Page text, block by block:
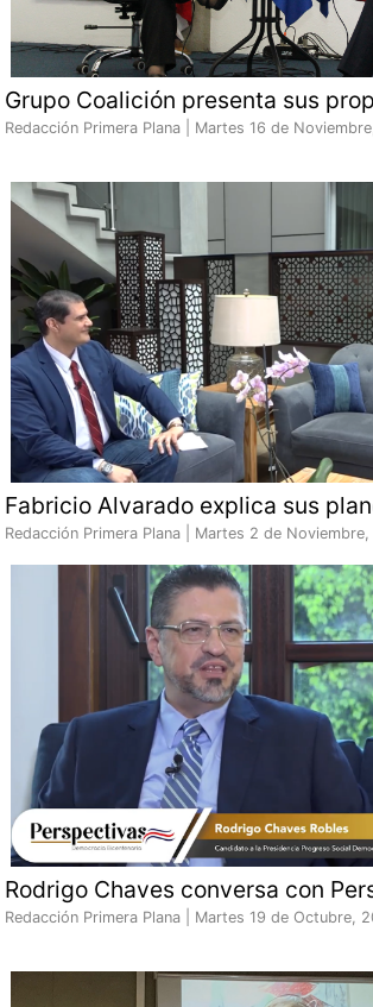
Grupo Coalición presenta sus
Redacción Primera Plana | Martes 16 de
Fabricio Alvarado explica sus
Redacción Primera Plana | Martes 2 de Noviembre,
Rodrigo Chaves conversa con
Redacción Primera Plana | Martes 19 de Octubre,